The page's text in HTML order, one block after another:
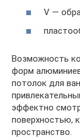
V —
Возможность
форм
потолок для
эффектно
поверхностью,
пространство.